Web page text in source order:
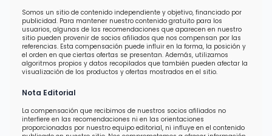
Somos un sitio de contenido independiente y objetivo, financiado por
publicidad. Para mantener nuestro contenido gratuito para los
usuarios, algunas de las recomendaciones que aparecen en nuestro
sitio pueden provenir de socios afiliados que nos compensan por las
referencias. Esta compensación puede influir en la forma, la posición y
el orden en que ciertas ofertas se presentan. Además, utilizamos
algoritmos propios y datos recopilados que también pueden afectar la
visualización de los productos y ofertas mostrados en el sitio.
Nota Editorial
La compensación que recibimos de nuestros socios afiliados no
interfiere en las recomendaciones ni en las orientaciones
proporcionadas por nuestro equipo editorial, ni influye en el contenido